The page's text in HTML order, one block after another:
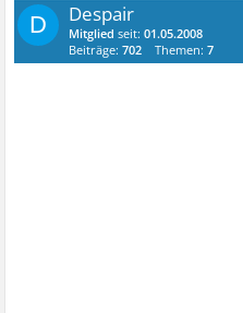
D Despair
Mitglied seit:01.05.2008
Beiträge:702 Themen:7